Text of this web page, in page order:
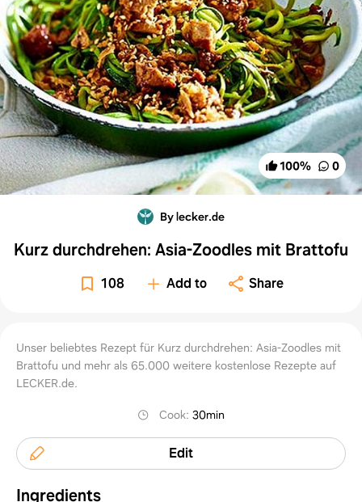
100% 0
By lecker.de
Kurz durchdrehen: Asia-Zoodles mit Brattofu
108 Add to Share
Unser beliebtes Rezept für Kurz durchdrehen: Asia-Zoodles mit
Brattofu und mehr als 65.000 weitere kostenlose Rezepte auf
LECKER.de.
Cook:30min
Edit
Ingredients